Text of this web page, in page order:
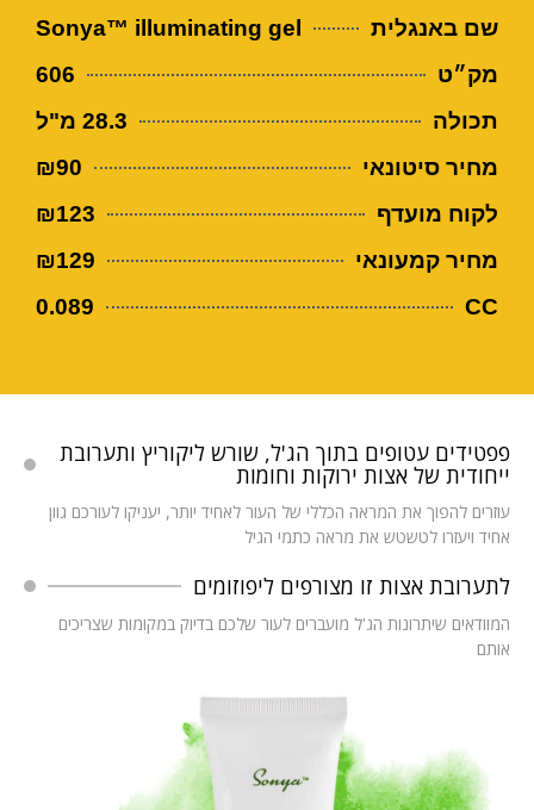
שם באנגלית
Sonya™ illuminating gel
מק״ט
606
תכולה
28.3 מ"ל
מחיר סיטונאי
₪90
לקוח מועדף
₪123
מחיר קמעונאי
₪129
CC
0.089
פפטידים עטופים בתוך הג'ל, שורש ליקוריץ ותערובת
ייחודית של אצות ירוקות וחומות
עוזרים להפוך את המראה הכללי של העור לאחיד יותר, יעניקו לעורכם גוון
אחיד ויעזרו לטשטש את מראה כתמי הגיל
לתערובת אצות זו מצורפים ליפוזומים
המוודאים שיתרונות הג'ל מועברים לעור שלכם בדיוק במקומות שצריכים
אותם